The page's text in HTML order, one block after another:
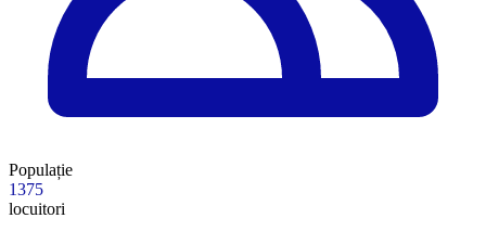
Populație
1375
locuitori